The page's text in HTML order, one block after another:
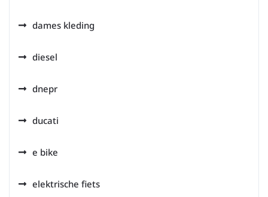
dames kleding
diesel
dnepr
ducati
e bike
elektrische fiets